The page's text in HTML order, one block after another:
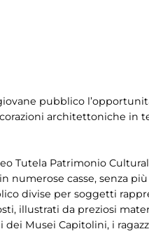
pubblico
architettoniche in
Tutela Patrimonio
numerose casse, senza
divise per soggetti
illustrati da preziosi
Musei Capitolini, i